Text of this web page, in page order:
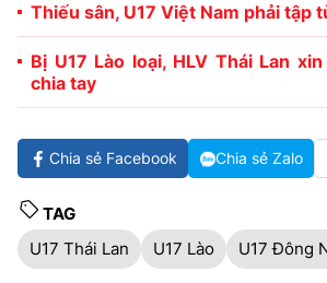
Thiếu sân, U17 Việt Nam phải tập
Bị U17 Lào loại, HLV Thái Lan
chia tay
Chia sẻ Facebook Chia sẻ Zalo
TAG
U17 Thái Lan
U17 Lào U17 Đông